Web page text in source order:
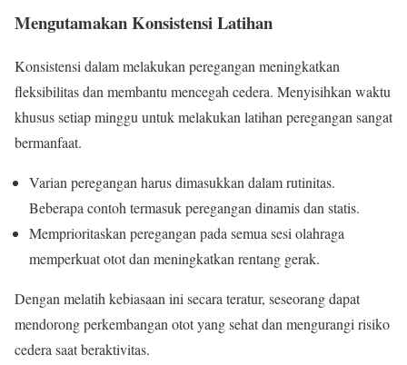
Mengutamakan Konsistensi Latihan
Konsistensi dalam melakukan peregangan meningkatkan
fleksibilitas dan membantu mencegah cedera. Menyisihkan waktu
khusus setiap minggu untuk melakukan latihan peregangan sangat
bermanfaat.
Varian peregangan harus dimasukkan dalam rutinitas.
Beberapa contoh termasuk peregangan dinamis dan statis.
Memprioritaskan peregangan pada semua sesi olahraga
memperkuat otot dan meningkatkan rentang gerak.
Dengan melatih kebiasaan ini secara teratur, seseorang dapat
mendorong perkembangan otot yang sehat dan mengurangi risiko
cedera saat beraktivitas.